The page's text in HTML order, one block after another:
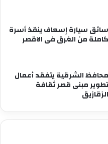
سائق سيارة إسعاف ينقذ أسرة
كاملة من الغرق فى الاقصر
محافظ الشرقية يتفقد أعمال
تطوير مبنى قصر ثقافة
الزقازيق